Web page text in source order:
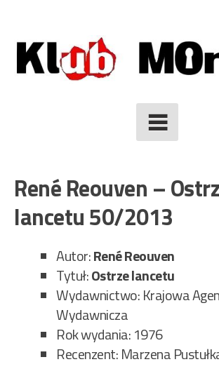
to
content
René Reouven –
lancetu 50/2013
Autor:René Reouven
Tytuł:Ostrze lancetu
Wydawnictwo: Krajowa
Wydawnicza
Rok wydania: 1976
Recenzent: Marzena